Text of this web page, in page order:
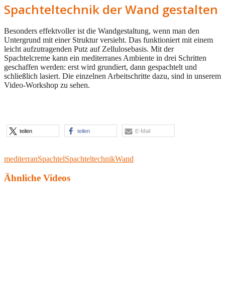
Spachteltechnik der Wand gestalten
Besonders effektvoller ist die Wandgestaltung, wenn man den
Untergrund mit einer Struktur versieht. Das funktioniert mit einem
leicht aufzutragenden Putz auf Zellulosebasis. Mit der
Spachtelcreme kann ein mediterranes Ambiente in drei Schritten
geschaffen werden: erst wird grundiert, dann gespachtelt und
schließlich lasiert. Die einzelnen Arbeitschritte dazu, sind in unserem
Video-Workshop zu sehen.
teilen teilen E-Mail
mediterranSpachtelSpachteltechnikWand
Ähnliche Videos